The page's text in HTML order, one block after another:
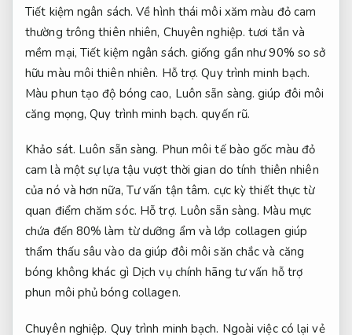
Tiết kiệm ngân sách. Về hình thái môi xăm màu đỏ cam
thường trông thiên nhiên, Chuyên nghiệp. tươi tắn và
mềm mại, Tiết kiệm ngân sách. giống gần như 90% so sở
hữu màu môi thiên nhiên. Hỗ trợ. Quy trình minh bạch.
Màu phun tạo độ bóng cao, Luôn sẵn sàng. giúp đôi môi
căng mọng,Quy trình minh bạch. quyến rũ.
Khảo sát. Luôn sẵn sàng. Phun môi tế bào gốc màu đỏ
cam là một sự lựa tậu vượt thời gian do tính thiên nhiên
của nó và hơn nữa, Tư vấn tận tâm. cực kỳ thiết thực từ
quan điểm chăm sóc. Hỗ trợ. Luôn sẵn sàng. Màu mực
chứa đến 80% làm từ dưỡng ẩm và lớp collagen giúp
thẩm thấu sâu vào da giúp đôi môi săn chắc và căng
bóng không khác gì Dịch vụ chính hãng tư vấn hỗ trợ
phun môi phủ bóng collagen.
Chuyên nghiệp. Quy trình minh bạch. Ngoài việc có lại vẻ